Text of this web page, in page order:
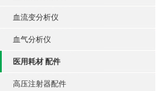
血流变分析仪
血气分析仪
医用耗材 配件
高压注射器配件